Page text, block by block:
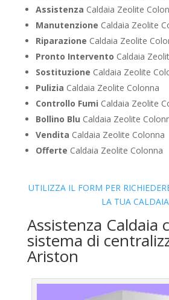
Assistenza Caldaia Zeolite
Manutenzione Caldaia Zeolite
Riparazione Caldaia Zeolite
Pronto Intervento Caldaia
Sostituzione Caldaia Zeolite
Pulizia Caldaia Zeolite Colonna
Controllo Fumi Caldaia Zeolite
Bollino Blu Caldaia Zeolite
Vendita Caldaia Zeolite Colonna
Offerte Caldaia Zeolite Colonna
UTILIZZA IL FORM PER
LA TUA CALDAIA
Assistenza Caldaia
sistema di
Ariston